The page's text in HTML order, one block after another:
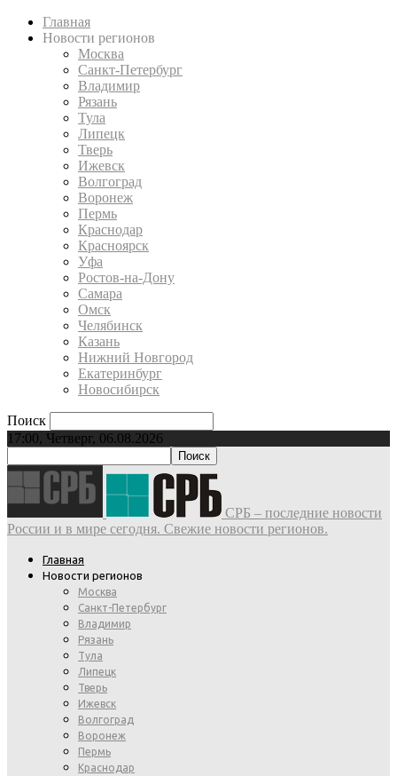
Главная
Новости регионов
Москва
Санкт-Петербург
Владимир
Рязань
Тула
Липецк
Тверь
Ижевск
Волгоград
Воронеж
Пермь
Краснодар
Красноярск
Уфа
Ростов-на-Дону
Самара
Омск
Челябинск
Казань
Нижний Новгород
Екатеринбург
Новосибирск
Поиск
17:00, Четверг, 06.08.2026
СРБ – последние новости
России и в мире сегодня. Свежие новости регионов.
Главная
Новости регионов
Москва
Санкт-Петербург
Владимир
Рязань
Тула
Липецк
Тверь
Ижевск
Волгоград
Воронеж
Пермь
Краснодар